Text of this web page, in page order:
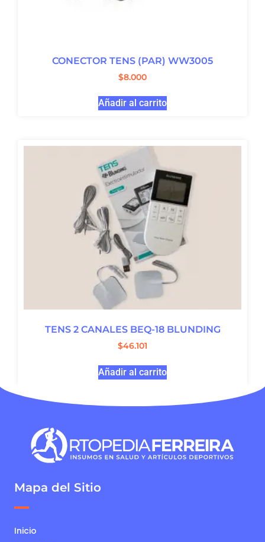
CONECTOR TENS (PAR) WW3005
$8.000
Añadir al carrito
TENS 2 CANALES BEQ-18 BLUNDING
$46.101
Añadir al carrito
Mapa del Sitio
Inicio